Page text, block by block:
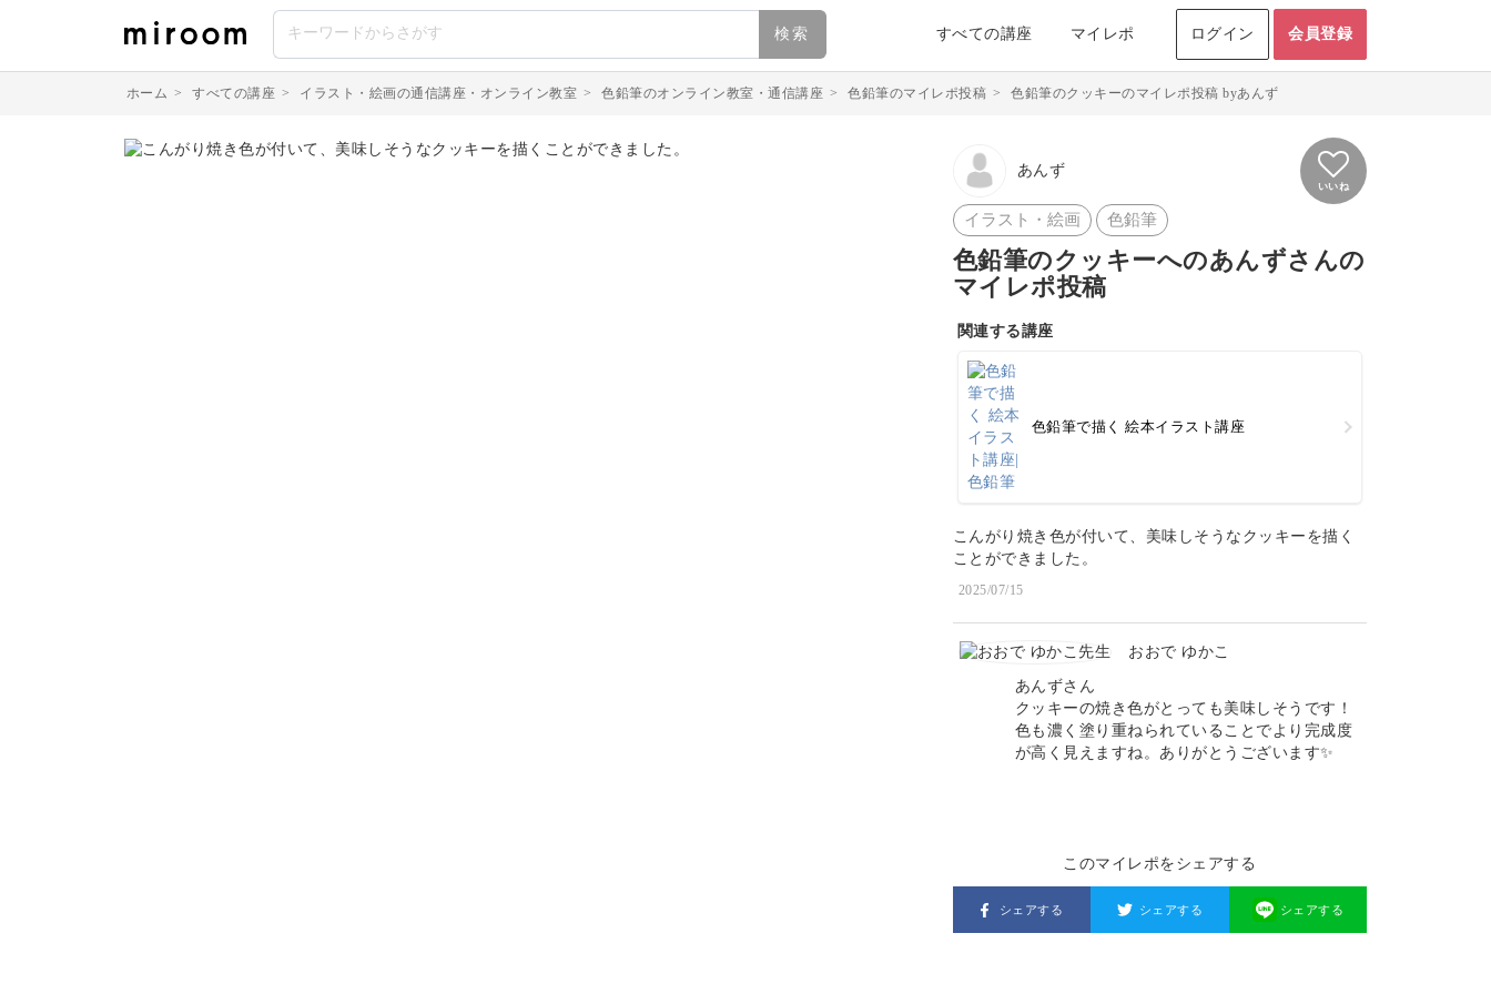
検索 すべての講座 マイレポ ログイン 会員登録
ホーム > すべての講座 > イラスト・絵画の通信講座・オンライン教室 > 色鉛筆のオンライン教室・通信講座 > 色鉛筆のマイレポ投稿 > 色鉛筆のクッキーのマイレポ投稿 byあんず
あんず
いいね
イラスト・絵画 色鉛筆
色鉛筆のクッキーへのあんずさんの
マイレポ投稿
関連する講座
色鉛筆で描く 絵本イラスト講座
こんがり焼き色が付いて、美味しそうなクッキーを描く
ことができました。
2025/07/15
おおで ゆかこ
あんずさん
クッキーの焼き色がとっても美味しそうです！
色も濃く塗り重ねられていることでより完成度
が高く見えますね。ありがとうございます✨
このマイレポをシェアする
シェアする シェアする シェアする